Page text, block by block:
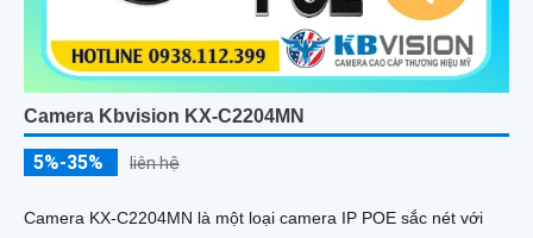
Camera Kbvision KX-C2204MN
5%-35% liên hệ
Camera KX-C2204MN là một loại camera IP POE sắc nét với